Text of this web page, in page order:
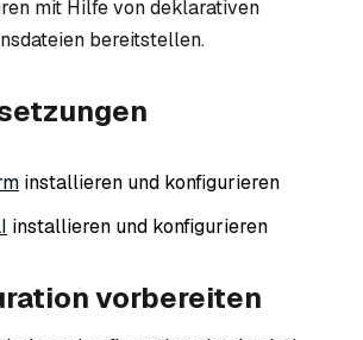
mit Hilfe von deklarativen
bereitstellen.
installieren und konfigurieren
installieren und konfigurieren
vorbereiten